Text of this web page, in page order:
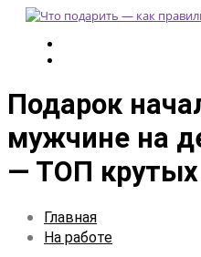
Подарок
мужчине на
— ТОП
Главная
На работе